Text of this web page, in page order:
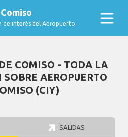
de interés del Aeropuerto
COMISO - TODA LA
AEROPUERTO
(CIY)
SALIDAS